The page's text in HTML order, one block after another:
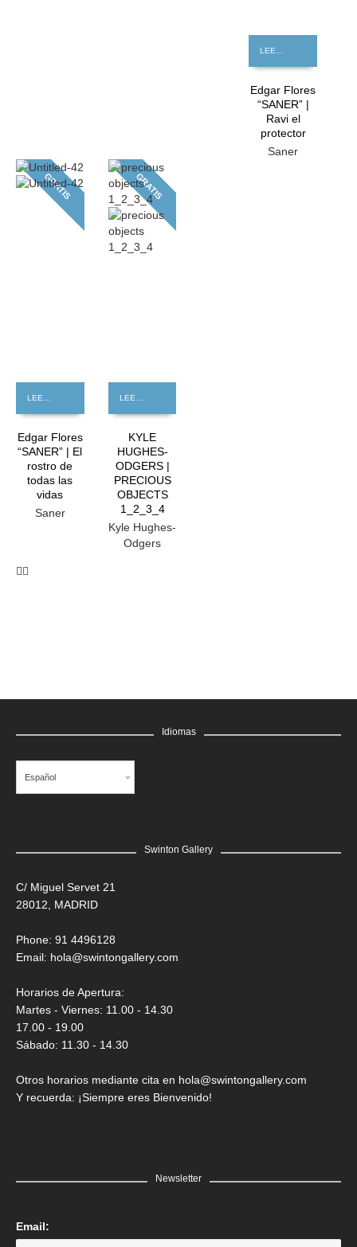
LEER MÁS
Edgar Flores
“SANER” |
Ravi el
protector
Saner
GRATIS
LEER MÁS
Edgar Flores
“SANER” | El
rostro de
todas las
vidas
Saner
GRATIS
LEER MÁS
KYLE
HUGHES-
ODGERS |
PRECIOUS
OBJECTS
1_2_3_4
Kyle Hughes-
Odgers
Idiomas
Español
Swinton Gallery
C/ Miguel Servet 21
28012, MADRID
Phone: 91 4496128
Email: hola@swintongallery.com
Horarios de Apertura:
Martes - Viernes: 11.00 - 14.30
17.00 - 19.00
Sábado: 11.30 - 14.30
Otros horarios mediante cita en hola@swintongallery.com
Y recuerda: ¡Siempre eres Bienvenido!
Newsletter
Email: